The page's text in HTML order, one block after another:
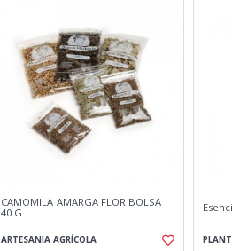
CAMOMILA AMARGA FLOR BOLSA
40 G
ARTESANIA AGRÍCOLA